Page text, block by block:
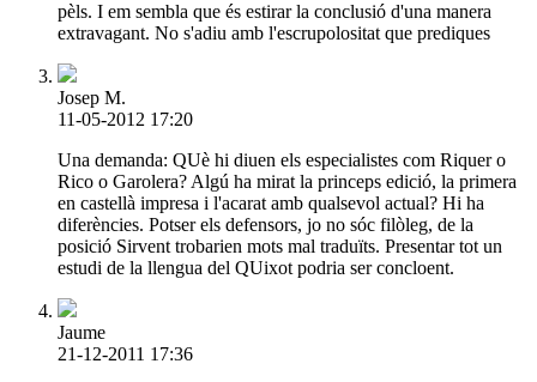
pèls. I em sembla que és estirar la conclusió d'una manera
extravagant. No s'adiu amb l'escrupolositat que prediques
Josep M.
11-05-2012 17:20
Una demanda: QUè hi diuen els especialistes com Riquer o
Rico o Garolera? Algú ha mirat la princeps edició, la primera
en castellà impresa i l'acarat amb qualsevol actual? Hi ha
diferències. Potser els defensors, jo no sóc filòleg, de la
posició Sirvent trobarien mots mal traduïts. Presentar tot un
estudi de la llengua del QUixot podria ser concloent.
Jaume
21-12-2011 17:36